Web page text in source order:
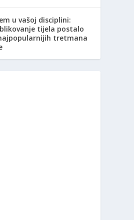
u vašoj disciplini:
tijela postalo
tretmana